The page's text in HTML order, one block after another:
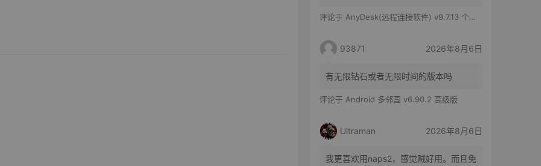
评论于 AnyDesk(远程连接软件) v9.7.13 个人版
93871 2026年8月6日
有无限钻石或者无限时间的版本吗
评论于 Android 多邻国 v6.90.2 高级版
Ultraman 2026年8月6日
我更喜欢用naps2，感觉贼好用。而且免